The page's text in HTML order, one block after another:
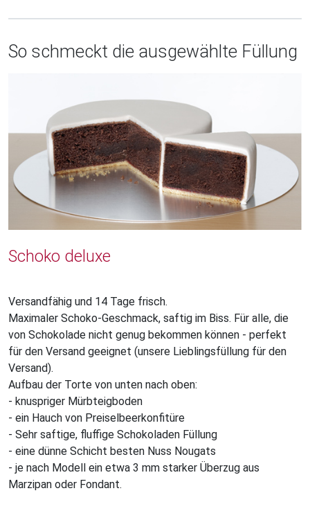
So schmeckt die ausgewählte Füllung
Schoko deluxe
Versandfähig und 14 Tage frisch.
Maximaler Schoko-Geschmack, saftig im Biss. Für alle, die
von Schokolade nicht genug bekommen können - perfekt
für den Versand geeignet (unsere Lieblingsfüllung für den
Versand).
Aufbau der Torte von unten nach oben:
- knuspriger Mürbteigboden
- ein Hauch von Preiselbeerkonfitüre
- Sehr saftige, fluffige Schokoladen Füllung
- eine dünne Schicht besten Nuss Nougats
- je nach Modell ein etwa 3 mm starker Überzug aus
Marzipan oder Fondant.